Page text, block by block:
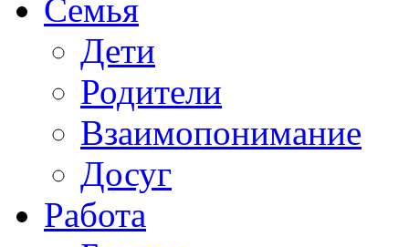
Семья
Дети
Родители
Взаимопонимание
Досуг
Работа